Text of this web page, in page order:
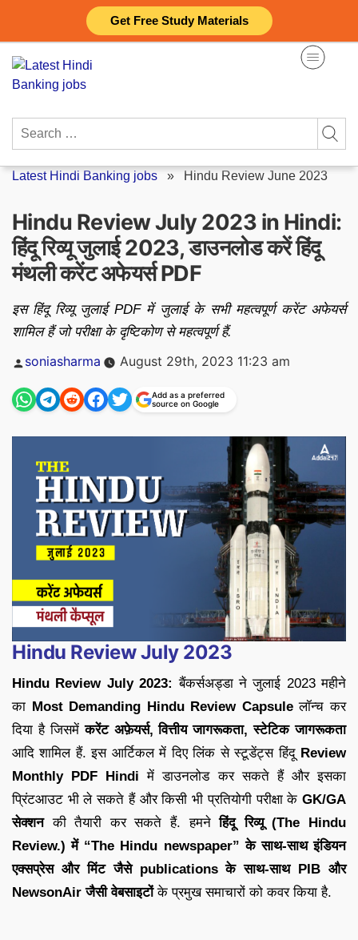
Get Free Study Materials
content
Search
Latest Hindi Banking jobs » Hindu Review June 2023
Hindu Review July 2023 in Hindi:
हिंदू रिव्यू जुलाई 2023, डाउनलोड करें हिंदू
मंथली करेंट अफेयर्स PDF
इस हिंदू रिव्यू जुलाई PDF में जुलाई के सभी महत्वपूर्ण करेंट अफेयर्स
शामिल हैं जो परीक्षा के दृष्टिकोण से महत्वपूर्ण हैं.
Posted
soniasharma August 29th, 2023 11:23 am
Add as a preferred
source on Google
Hindu Review July 2023
Hindu Review July 2023:बैंकर्सअड्डा ने जुलाई 2023 महीने
का Most Demanding Hindu Review Capsuleलॉन्च कर
दिया है जिसमेंकरेंट अफ़ेयर्स, वित्तीय जागरूकता, स्टेटिक जागरूकता
आदि शामिल हैं. इस आर्टिकल में दिए लिंक से स्टूडेंट्स हिंदू Review
Monthly PDF Hindi में डाउनलोड कर सकते हैं और इसका
प्रिंटआउट भी ले सकते हैं और किसी भी प्रतियोगी परीक्षा के GK/GA
सेक्शनकी तैयारी कर सकते हैं. हमनेहिंदू रिव्यू (The Hindu
Review.) में “The Hindu newspaper” के साथ-साथ इंडियन
एक्सप्रेस और मिंट जैसे publications के साथ-साथ PIB और
NewsonAir जैसी वेबसाइटोंके प्रमुख समाचारों को कवर किया है.